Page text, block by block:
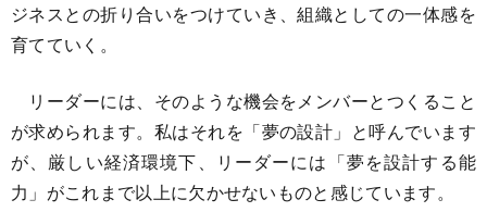
ジネスとの折り合いをつけていき、組織としての一体感を
育てていく。
リーダーには、そのような機会をメンバーとつくること
が求められます。私はそれを「夢の設計」と呼んでいます
が、厳しい経済環境下、リーダーには「夢を設計する能
力」がこれまで以上に欠かせないものと感じています。